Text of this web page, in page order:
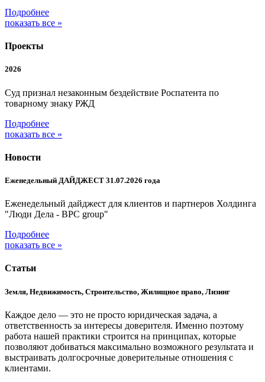
Подробнее
показать все »
Проекты
2026
Суд признал незаконным бездействие Роспатента по
товарному знаку РЖД
Подробнее
показать все »
Новости
Еженедельный ДАЙДЖЕСТ 31.07.2026 года
Еженедельный дайджест для клиентов и партнеров Холдинга
"Люди Дела - BPC group"
Подробнее
показать все »
Статьи
Земля, Недвижимость, Строительство, Жилищное право, Лизинг
Каждое дело — это не просто юридическая задача, а
ответственность за интересы доверителя. Именно поэтому
работа нашей практики строится на принципах, которые
позволяют добиваться максимально возможного результата и
выстраивать долгосрочные доверительные отношения с
клиентами.